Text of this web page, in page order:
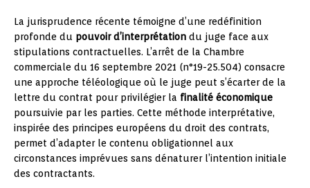
La jurisprudence récente témoigne d’une redéfinition
profonde du pouvoir d’interprétation du juge face aux
stipulations contractuelles. L’arrêt de la Chambre
commerciale du 16 septembre 2021 (n°19-25.504) consacre
une approche téléologique où le juge peut s’écarter de la
lettre du contrat pour privilégier la finalité économique
poursuivie par les parties. Cette méthode interprétative,
inspirée des principes européens du droit des contrats,
permet d’adapter le contenu obligationnel aux
circonstances imprévues sans dénaturer l’intention initiale
des contractants.